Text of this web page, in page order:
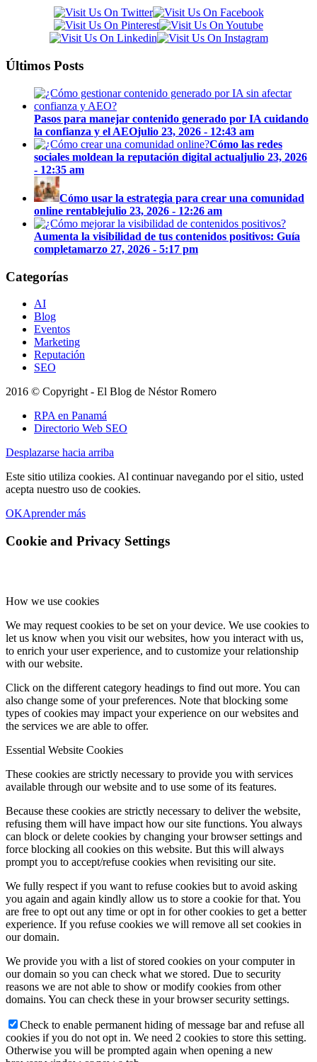
Últimos Posts
Pasos para manejar contenido generado por IA cuidando
la confianza y el AEOjulio 23, 2026 - 12:43 am
Cómo las redes
sociales moldean la reputación digital actualjulio 23, 2026
- 12:35 am
Cómo usar la estrategia para crear una comunidad
online rentablejulio 23, 2026 - 12:26 am
Aumenta la visibilidad de tus contenidos positivos: Guía
completamarzo 27, 2026 - 5:17 pm
Categorías
AI
Blog
Eventos
Marketing
Reputación
SEO
2016 © Copyright - El Blog de Néstor Romero
RPA en Panamá
Directorio Web SEO
Desplazarse hacia arriba
Este sitio utiliza cookies. Al continuar navegando por el sitio, usted
acepta nuestro uso de cookies.
OKAprender más
Cookie and Privacy Settings
How we use cookies
We may request cookies to be set on your device. We use cookies to
let us know when you visit our websites, how you interact with us,
to enrich your user experience, and to customize your relationship
with our website.
Click on the different category headings to find out more. You can
also change some of your preferences. Note that blocking some
types of cookies may impact your experience on our websites and
the services we are able to offer.
Essential Website Cookies
These cookies are strictly necessary to provide you with services
available through our website and to use some of its features.
Because these cookies are strictly necessary to deliver the website,
refusing them will have impact how our site functions. You always
can block or delete cookies by changing your browser settings and
force blocking all cookies on this website. But this will always
prompt you to accept/refuse cookies when revisiting our site.
We fully respect if you want to refuse cookies but to avoid asking
you again and again kindly allow us to store a cookie for that. You
are free to opt out any time or opt in for other cookies to get a better
experience. If you refuse cookies we will remove all set cookies in
our domain.
We provide you with a list of stored cookies on your computer in
our domain so you can check what we stored. Due to security
reasons we are not able to show or modify cookies from other
domains. You can check these in your browser security settings.
Check to enable permanent hiding of message bar and refuse all
cookies if you do not opt in. We need 2 cookies to store this setting.
Otherwise you will be prompted again when opening a new